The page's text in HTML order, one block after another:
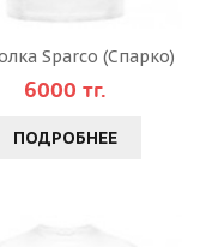
Sparco (Спарко)
6000 тг.
ПОДРОБНЕЕ